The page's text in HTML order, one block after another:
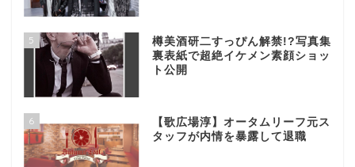
5
樽美酒研二すっぴん解禁!?写真集
裏表紙で超絶イケメン素顔ショッ
ト公開
6
【歌広場淳】オータムリーフ元ス
タッフが内情を暴露して退職